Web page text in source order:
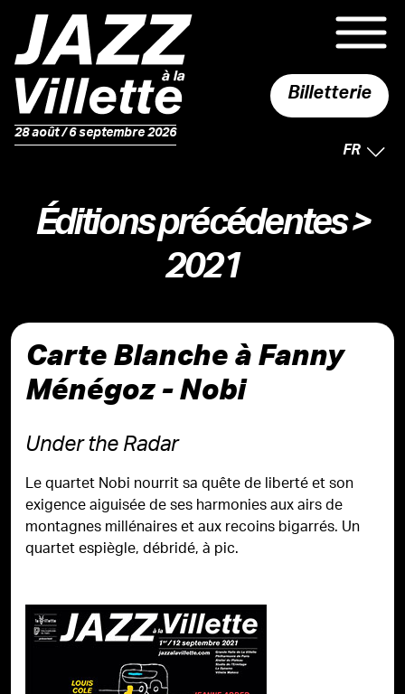
28 août / 6 septembre 2026
Billetterie
FR
Éditions précédentes>
2021
Carte Blanche à Fanny
Ménégoz - Nobi
Under the Radar
Le quartet Nobi nourrit sa quête de liberté et son
exigence aiguisée de ses harmonies aux airs de
montagnes millénaires et aux recoins bigarrés. Un
quartet espiègle, débridé, à pic.